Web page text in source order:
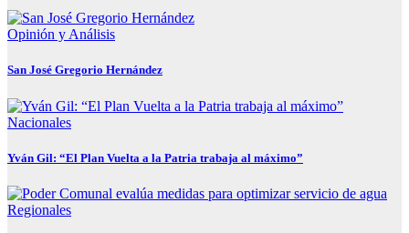
Opinión y Análisis
San José Gregorio Hernández
Nacionales
Yván Gil: “El Plan Vuelta a la Patria trabaja al máximo”
Regionales